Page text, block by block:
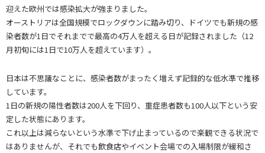
迎えた欧州では感染拡大が強まりました。
オーストリアは全国規模でロックダウンに踏み切り、ドイツでも新規の感
染者数が1日でそれまでで最高の4万人を超える日が記録されました（12
月初旬には1日で10万人を超えています）。
日本は不思議なことに、感染者数がまったく増えず記録的な低水準で推移
しています。
1日の新規の陽性者数は200人を下回り、重症患者数も100人以下という安
定した状態にあります。
これ以上は減らないという水準で下げ止まっているので楽観できる状況で
はありませんが、それでも飲食店やイベント会場での入場制限が緩和さ